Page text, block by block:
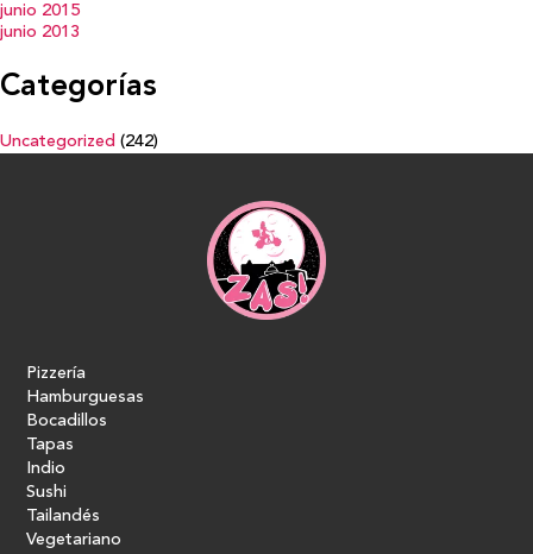
junio 2015
junio 2013
Categorías
Uncategorized (242)
Pizzería
Hamburguesas
Bocadillos
Tapas
Indio
Sushi
Tailandés
Vegetariano